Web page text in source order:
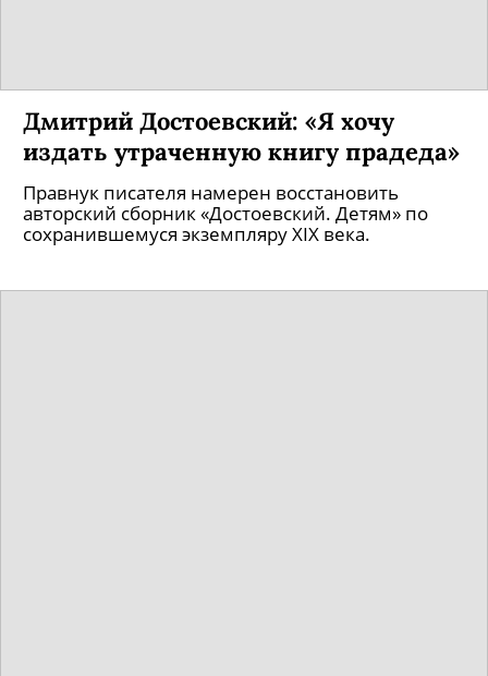
Дмитрий Достоевский: «Я хочу
издать утраченную книгу прадеда»
Правнук писателя намерен восстановить
авторский сборник «Достоевский. Детям» по
сохранившемуся экземпляру XIX века.